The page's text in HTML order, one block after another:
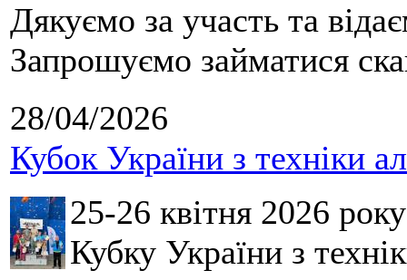
Дякуємо за участь та
Запрошуємо займатися
28/04/2026
Кубок України з техніки
25-26 квітня 2026
Кубку України з